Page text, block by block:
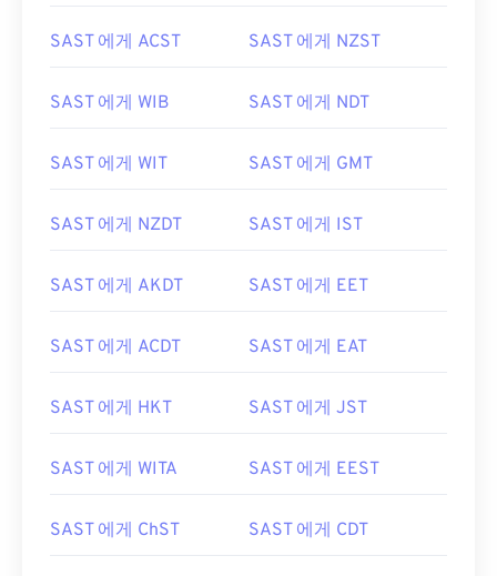
SAST 에게 ACST SAST 에게 NZST
SAST 에게 WIB SAST 에게 NDT
SAST 에게 WIT SAST 에게 GMT
SAST 에게 NZDT SAST 에게 IST
SAST 에게 AKDT SAST 에게 EET
SAST 에게 ACDT SAST 에게 EAT
SAST 에게 HKT SAST 에게 JST
SAST 에게 WITA SAST 에게 EEST
SAST 에게 ChST SAST 에게 CDT